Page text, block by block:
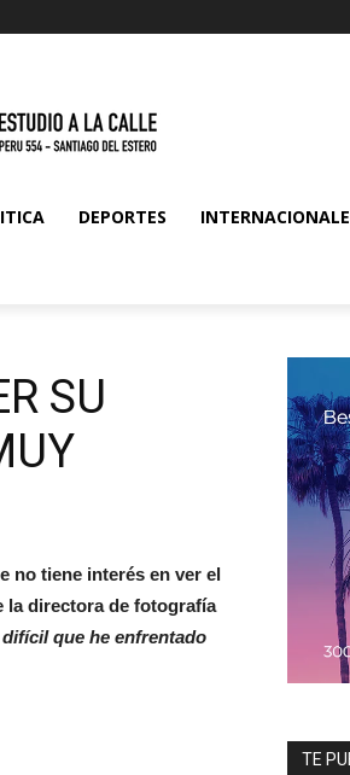
DEPORTES
SU
no tiene interés en ver el
la directora de fotografía
que he enfrentado
TE